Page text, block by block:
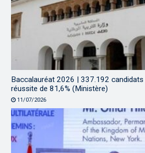
Baccalauréat 2026 | 337.192 candidats
réussite de 81,6% (Ministère)
11/07/2026